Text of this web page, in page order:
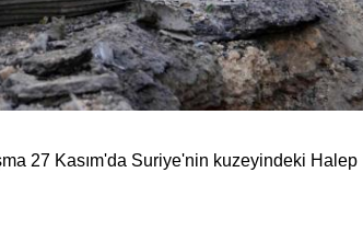
27 Kasım'da Suriye'nin kuzeyindeki Halep